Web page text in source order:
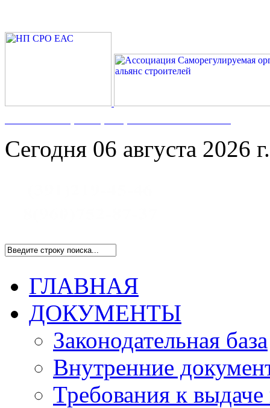
Сегодня 06 августа 2026 г.
ГЛАВНАЯ
ДОКУМЕНТЫ
Законодательная база
Внутренние
Требования к